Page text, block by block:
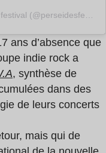
Une publication partagée par Perséides festival (@perseidesfestival)
ans d’absence que
indie rock a
, synthèse de
dans des
de leurs concerts
mais qui de